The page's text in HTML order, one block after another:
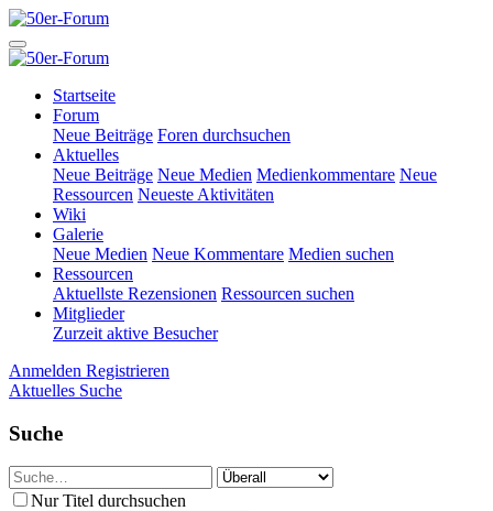
Startseite
Forum
Neue Beiträge Foren durchsuchen
Aktuelles
Neue Beiträge Neue Medien Medienkommentare Neue
Ressourcen Neueste Aktivitäten
Wiki
Galerie
Neue Medien Neue Kommentare Medien suchen
Ressourcen
Aktuellste Rezensionen Ressourcen suchen
Mitglieder
Zurzeit aktive Besucher
Anmelden Registrieren
Aktuelles Suche
Suche
Nur Titel durchsuchen